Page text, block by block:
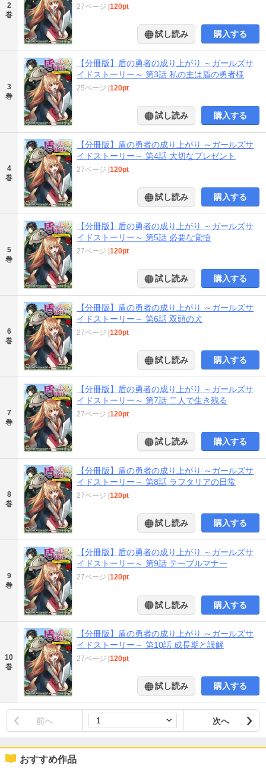
2
巻
27ページ |120pt
試し読み 購入する
3
巻
【分冊版】盾の勇者の成り上がり ～ガールズサ
イドストーリー～ 第3話 私の主は盾の勇者様
25ページ |120pt
試し読み 購入する
4
巻
【分冊版】盾の勇者の成り上がり ～ガールズサ
イドストーリー～ 第4話 大切なプレゼント
27ページ |120pt
試し読み 購入する
5
巻
【分冊版】盾の勇者の成り上がり ～ガールズサ
イドストーリー～ 第5話 必要な覚悟
27ページ |120pt
試し読み 購入する
6
巻
【分冊版】盾の勇者の成り上がり ～ガールズサ
イドストーリー～ 第6話 双頭の犬
27ページ |120pt
試し読み 購入する
7
巻
【分冊版】盾の勇者の成り上がり ～ガールズサ
イドストーリー～ 第7話 二人で生き残る
27ページ |120pt
試し読み 購入する
8
巻
【分冊版】盾の勇者の成り上がり ～ガールズサ
イドストーリー～ 第8話 ラフタリアの日常
27ページ |120pt
試し読み 購入する
9
巻
【分冊版】盾の勇者の成り上がり ～ガールズサ
イドストーリー～ 第9話 テーブルマナー
27ページ |120pt
試し読み 購入する
10
巻
【分冊版】盾の勇者の成り上がり ～ガールズサ
イドストーリー～ 第10話 成長期と誤解
27ページ |120pt
試し読み 購入する
前へ 次へ
おすすめ作品